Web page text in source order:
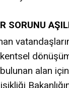
SORUNU
alan